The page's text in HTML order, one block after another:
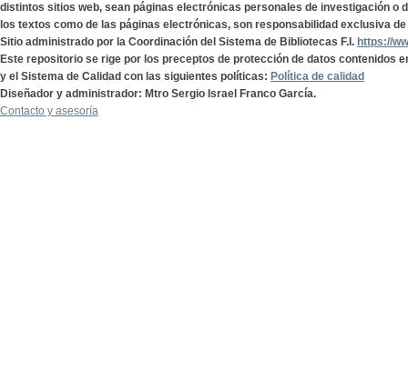
distintos sitios web, sean páginas electrónicas personales de investigación o
los textos como de las páginas electrónicas, son responsabilidad exclusiva
Sitio administrado por la Coordinación del Sistema de Bibliotecas F.I. https://
Este repositorio se rige por los preceptos de protección de datos contenidos
y el Sistema de Calidad con las siguientes políticas: Política de calidad
Diseñador y administrador: Mtro Sergio Israel Franco García.
Contacto y asesoría